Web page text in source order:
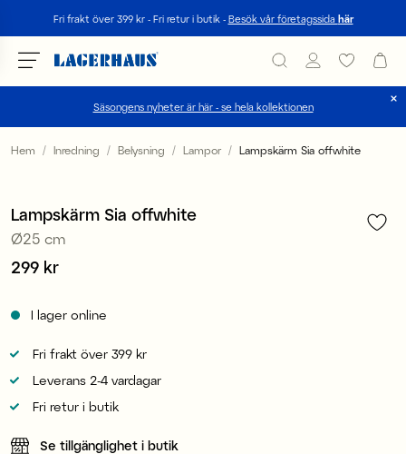
Fri frakt över 399 kr - Fri retur i butik - Besök vår företagssida här
Säsongens nyheter är här - se hela kollektionen
Välj språk / valuta
FI / EUR
Hem Inredning Belysning Lampor
Lampskärm Sia offwhite
Lampskärm Sia offwhite
Ø25 cm
Pris :299 kr
299 kr
I lager online
Fri frakt över 399 kr
Leverans 2-4 vardagar
Fri retur i butik
Se tillgänglighet i butik